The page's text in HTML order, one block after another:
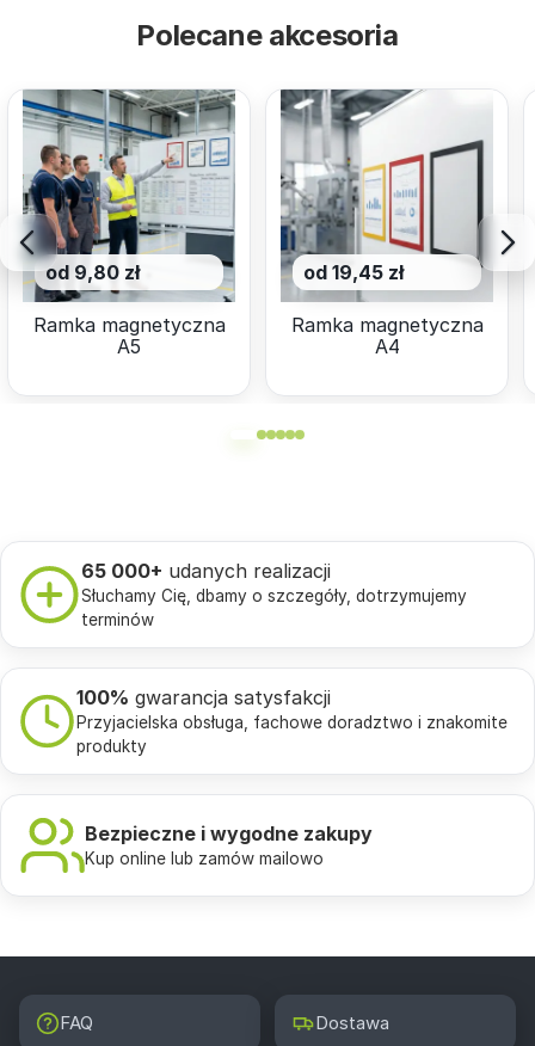
Polecane akcesoria
od 9,80 zł
Ramka magnetyczna
A5
od 19,45 zł
Ramka magnetyczna
A4
65 000+ udanych realizacji
Słuchamy Cię, dbamy o szczegóły, dotrzymujemy
terminów
100% gwarancja satysfakcji
Przyjacielska obsługa, fachowe doradztwo i znakomite
produkty
Bezpieczne i wygodne zakupy
Kup online lub zamów mailowo
FAQ Dostawa